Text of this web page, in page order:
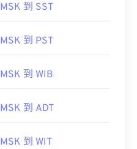
MSK 到 SST
MSK 到 PST
MSK 到 WIB
MSK 到 ADT
MSK 到 WIT